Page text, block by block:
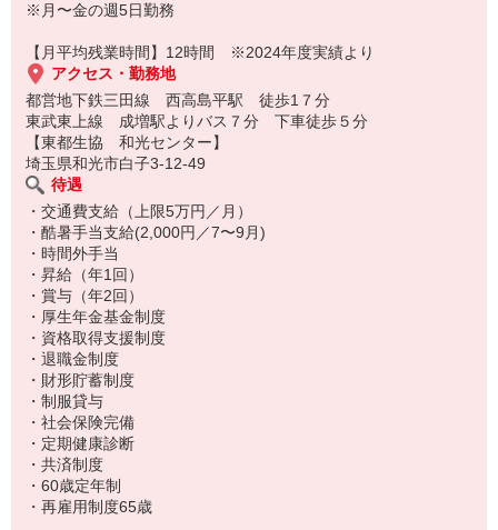
※月〜金の週5日勤務
【月平均残業時間】12時間 ※2024年度実績より
アクセス・勤務地
都営地下鉄三田線 西高島平駅 徒歩1７分
東武東上線 成増駅よりバス７分 下車徒歩５分
【東都生協 和光センター】
埼玉県和光市白子3-12-49
待遇
・交通費支給（上限5万円／月）
・酷暑手当支給(2,000円／7〜9月)
・時間外手当
・昇給（年1回）
・賞与（年2回）
・厚生年金基金制度
・資格取得支援制度
・退職金制度
・財形貯蓄制度
・制服貸与
・社会保険完備
・定期健康診断
・共済制度
・60歳定年制
・再雇用制度65歳